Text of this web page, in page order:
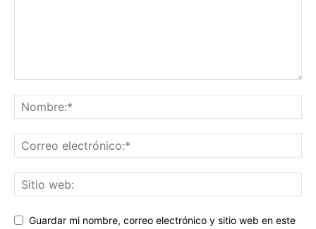
Guardar mi nombre, correo electrónico y sitio web en este